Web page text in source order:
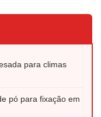
para climas
pó para fixação em